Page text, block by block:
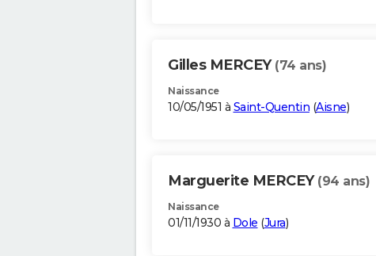
Gilles MERCEY (74 ans)
Naissance
10/05/1951 à Saint-Quentin (Aisne)
Marguerite MERCEY (94 ans)
Naissance
01/11/1930 à Dole (Jura)